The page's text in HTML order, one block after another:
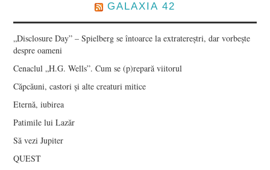
GALAXIA 42
„Disclosure Day” – Spielberg se întoarce la extratereștri, dar vorbește
despre oameni
Cenaclul „H.G. Wells”. Cum se (p)repară viitorul
Căpcăuni, castori și alte creaturi mitice
Eternă, iubirea
Patimile lui Lazăr
Să vezi Jupiter
QUEST